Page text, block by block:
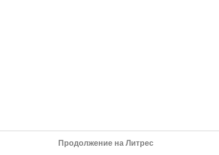
Продолжение на Литрес